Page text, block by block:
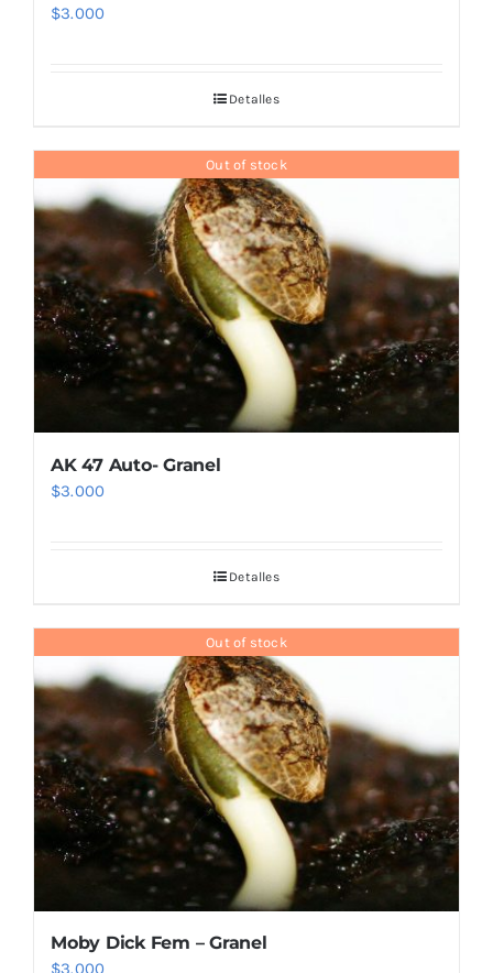
$3.000
Detalles
Out of stock
AK 47 Auto- Granel
$3.000
Detalles
Out of stock
Moby Dick Fem – Granel